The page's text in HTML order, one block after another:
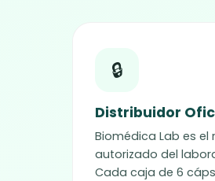
🔒
Distribuidor
Biomédica Lab es el
autorizado del
Cada caja de 6